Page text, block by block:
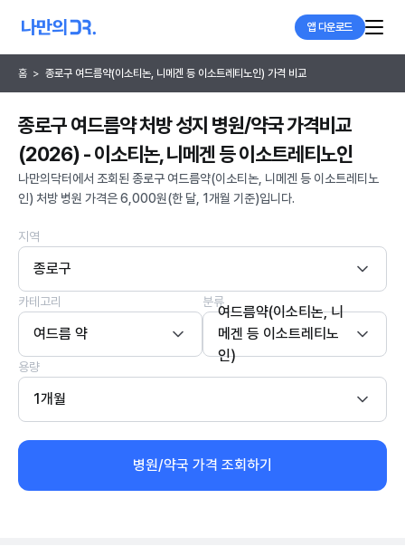
앱 다운로드
홈 > 종로구 여드름약(이소티논, 니메겐 등 이소트레티노인) 가격 비교
종로구 여드름약 처방 성지 병원/약국 가격비교
(2026) - 이소티논, 니메겐 등 이소트레티노인
나만의닥터에서 조회된 종로구 여드름약(이소티논, 니메겐 등 이소트레티노
인) 처방 병원 가격은 6,000원(한 달, 1개월 기준)입니다.
지역
종로구
카테고리
여드름 약
분류
여드름약(이소티논, 니
메겐 등 이소트레티노
인)
용량
1개월
병원/약국 가격 조회하기